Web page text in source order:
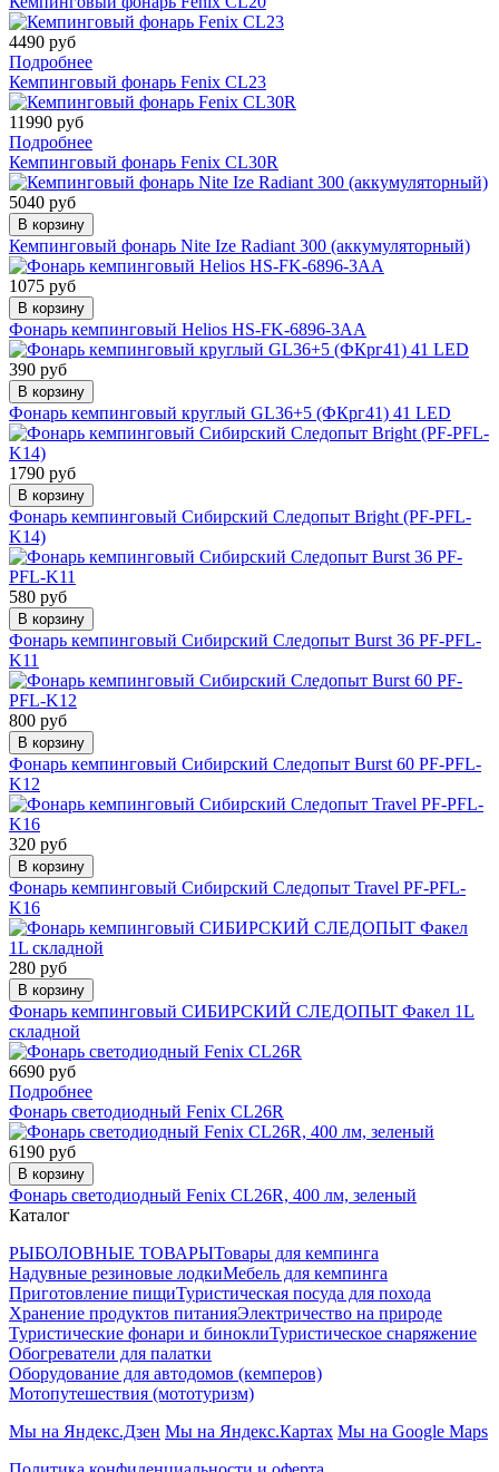
4490 руб
Подробнее
Кемпинговый фонарь Fenix CL23
11990 руб
Подробнее
Кемпинговый фонарь Fenix CL30R
5040 руб
В корзину
Кемпинговый фонарь Nite Ize Radiant 300 (аккумуляторный)
1075 руб
В корзину
Фонарь кемпинговый Helios HS-FK-6896-3AA
390 руб
В корзину
Фонарь кемпинговый круглый GL36+5 (ФКрг41) 41 LED
1790 руб
В корзину
Фонарь кемпинговый Сибирский Следопыт Bright (PF-PFL-
K14)
580 руб
В корзину
Фонарь кемпинговый Сибирский Следопыт Burst 36 PF-PFL-
K11
800 руб
В корзину
Фонарь кемпинговый Сибирский Следопыт Burst 60 PF-PFL-
K12
320 руб
В корзину
Фонарь кемпинговый Сибирский Следопыт Travel PF-PFL-
K16
280 руб
В корзину
Фонарь кемпинговый СИБИРСКИЙ СЛЕДОПЫТ Факел 1L
складной
6690 руб
Подробнее
Фонарь светодиодный Fenix CL26R
6190 руб
В корзину
Фонарь светодиодный Fenix CL26R, 400 лм, зеленый
Каталог
РЫБОЛОВНЫЕ ТОВАРЫТовары для кемпинга
Надувные резиновые лодкиМебель для кемпинга
Приготовление пищиТуристическая посуда для похода
Хранение продуктов питанияЭлектричество на природе
Туристические фонари и биноклиТуристическое снаряжение
Обогреватели для палатки
Оборудование для автодомов (кемперов)
Мотопутешествия (мототуризм)
Мы на Яндекс.Дзен Мы на Яндекс.Картах Мы на Google Maps